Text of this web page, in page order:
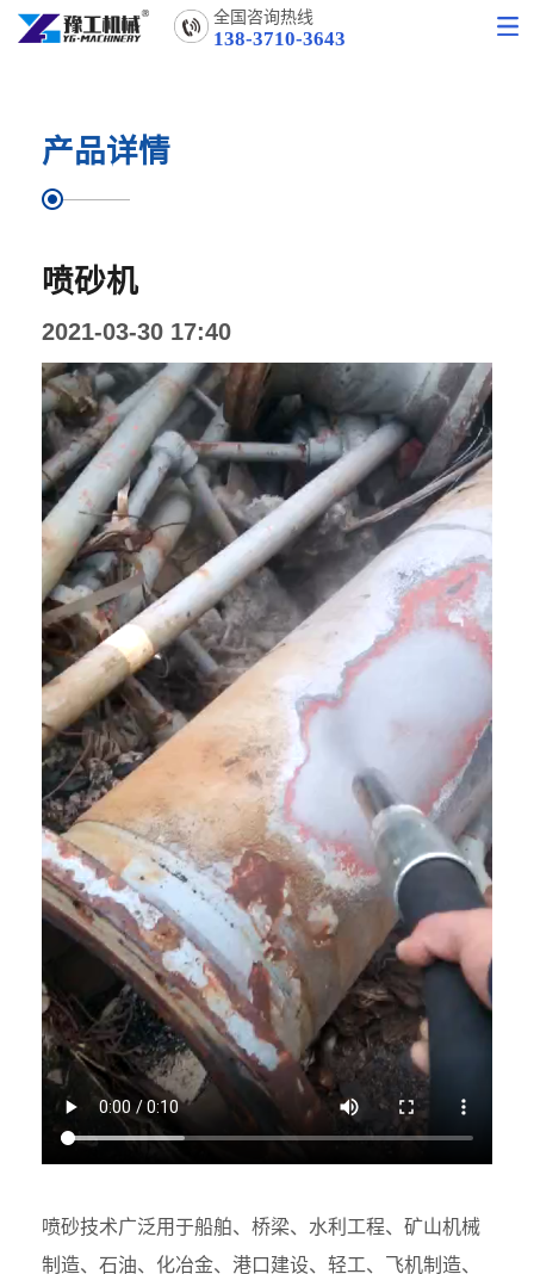
全国咨询热线
138-3710-3643
产品详情
喷砂机
2021-03-30 17:40
喷砂技术广泛用于船舶、桥梁、水利工程、矿山机械
制造、石油、化冶金、港口建设、轻工、飞机制造、